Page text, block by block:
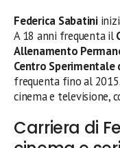
Federica Sabatini
A 18 anni frequenta il
Allenamento
Centro Sperimentale
frequenta fino al
cinema e televisione,
Carriera di